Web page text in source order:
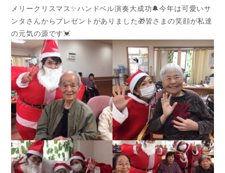
メリークリスマス✨ハンドベル演奏大成功🔔今年は可愛いサ
ンタさんからプレゼントがありました🎁皆さまの笑顔が私達
の元気の源です💓